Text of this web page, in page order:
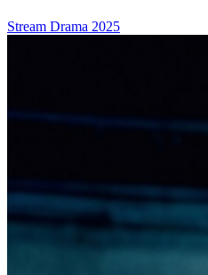
Stream Drama 2025